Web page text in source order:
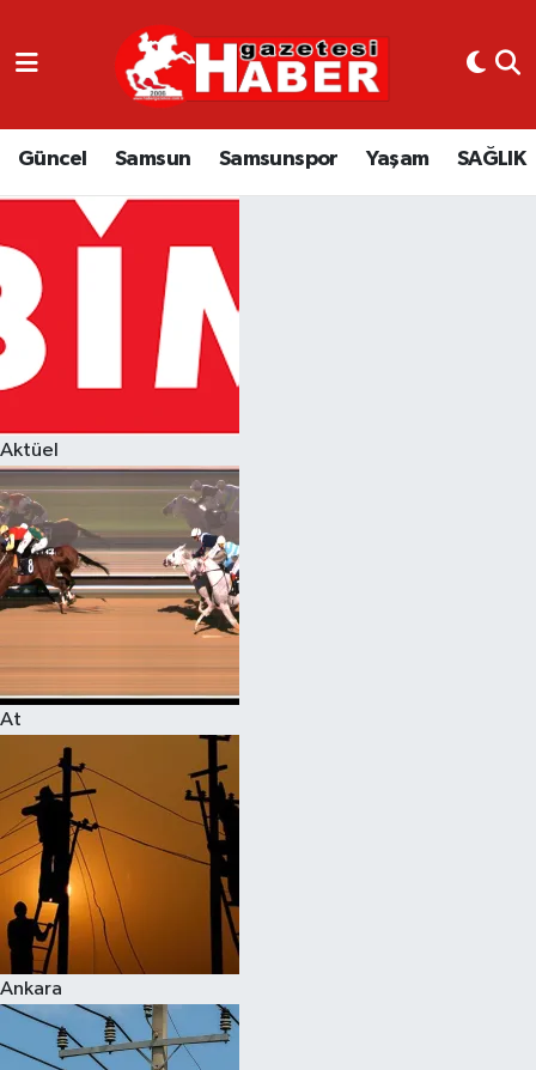
Güncel Samsun Samsunspor Yaşam SAĞLIK
Aktüel
At
Ankara
GÜNCEL
SAMSUN
SAMSUNSPOR